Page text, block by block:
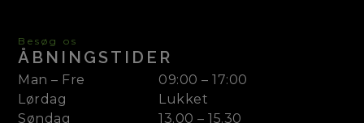
Besøg os
ÅBNINGSTIDER
Man – Fre
09:00 – 17:00
Lørdag
Lukket
Søndag
13.00 – 15.30